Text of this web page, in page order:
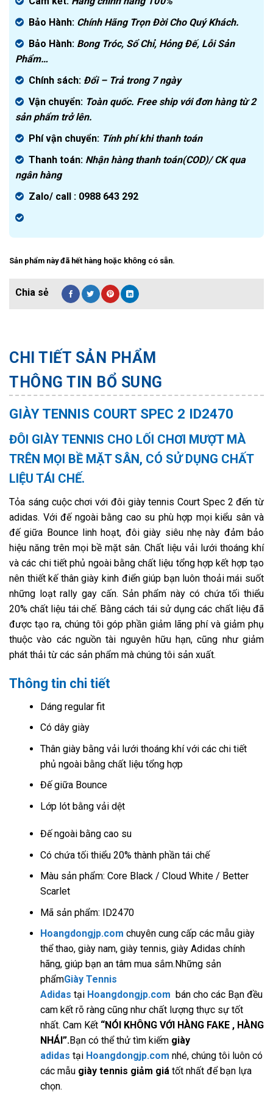
2.000.000₫.
tại
là:
1.390.000₫.
Bảo Hành: Chính Hãng Trọn Đời Cho Quý Khách.
Bảo Hành: Bong Tróc, Sổ Chỉ, Hỏng Đế, Lỗi Sản
Phẩm…
Chính sách: Đổi – Trả trong 7 ngày
Vận chuyển: Toàn quốc. Free ship với đơn hàng từ 2
sản phẩm trở lên.
Phí vận chuyển: Tính phí khi thanh toán
Thanh toán: Nhận hàng thanh toán(COD)/ CK qua
ngân hàng
Zalo/ call : 0988 643 292
Sản phẩm này đã hết hàng hoặc không có sẵn.
CHI TIẾT SẢN PHẨM
THÔNG TIN BỔ SUNG
GIÀY TENNIS COURT SPEC 2 ID2470
ĐÔI GIÀY TENNIS CHO LỐI CHƠI MƯỢT MÀ
TRÊN MỌI BỀ MẶT SÂN, CÓ SỬ DỤNG CHẤT
LIỆU TÁI CHẾ.
Tỏa sáng cuộc chơi với đôi giày tennis Court Spec 2 đến từ
adidas. Với đế ngoài bằng cao su phù hợp mọi kiểu sân và
đế giữa Bounce linh hoạt, đôi giày siêu nhẹ này đảm bảo
hiệu năng trên mọi bề mặt sân. Chất liệu vải lưới thoáng khí
và các chi tiết phủ ngoài bằng chất liệu tổng hợp kết hợp tạo
nên thiết kế thân giày kinh điển giúp bạn luôn thoải mái suốt
những loạt rally gay cấn. Sản phẩm này có chứa tối thiểu
20% chất liệu tái chế. Bằng cách tái sử dụng các chất liệu đã
được tạo ra, chúng tôi góp phần giảm lãng phí và giảm phụ
thuộc vào các nguồn tài nguyên hữu hạn, cũng như giảm
phát thải từ các sản phẩm mà chúng tôi sản xuất.
Thông tin chi tiết
Dáng regular fit
Có dây giày
Thân giày bằng vải lưới thoáng khí với các chi tiết
phủ ngoài bằng chất liệu tổng hợp
Đế giữa Bounce
Lớp lót bằng vải dệt
Đế ngoài bằng cao su
Có chứa tối thiểu 20% thành phần tái chế
Màu sản phẩm: Core Black / Cloud White / Better
Scarlet
Mã sản phẩm: ID2470
Hoangdongjp.com chuyên cung cấp các mẫu giày
thể thao, giày nam, giày tennis, giày Adidas chính
hãng, giúp bạn an tâm mua sắm.Những sản
phẩmGiày Tennis
Adidas tại Hoangdongjp.com bán cho các Bạn đều
cam kết rõ ràng cũng như chất lượng thực sự tốt
nhất. Cam Kết “NÓI KHÔNG VỚI HÀNG FAKE , HÀNG
NHÁI”.Bạn có thể thử tìm kiếm giày
adidas tại Hoangdongjp.com nhé, chúng tôi luôn có
các mẫu giày tennis giảm giátốt nhất để bạn lựa
chọn.